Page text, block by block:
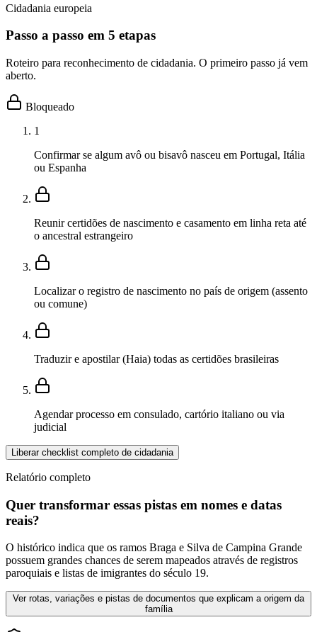
Cidadania europeia
Passo a passo em 5 etapas
Roteiro para reconhecimento de cidadania. O primeiro passo já vem
aberto.
Bloqueado
1
Confirmar se algum avô ou bisavô nasceu em Portugal, Itália
ou Espanha
Reunir certidões de nascimento e casamento em linha reta até
o ancestral estrangeiro
Localizar o registro de nascimento no país de origem (assento
ou comune)
Traduzir e apostilar (Haia) todas as certidões brasileiras
Agendar processo em consulado, cartório italiano ou via
judicial
Liberar checklist completo de cidadania
Relatório completo
Quer transformar essas pistas em nomes e datas
reais?
O histórico indica que os ramos Braga e Silva de Campina Grande
possuem grandes chances de serem mapeados através de registros
paroquiais e listas de imigrantes do século 19.
Ver rotas, variações e pistas de documentos que explicam a origem da
família